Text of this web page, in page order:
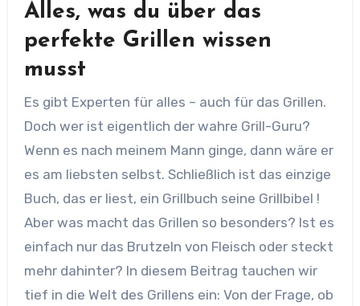
Alles, was du über das
perfekte Grillen wissen
musst
Es gibt Experten für alles – auch für das Grillen.
Doch wer ist eigentlich der wahre Grill-Guru?
Wenn es nach meinem Mann ginge, dann wäre er
es am liebsten selbst. Schließlich ist das einzige
Buch, das er liest, ein Grillbuch seine Grillbibel !
Aber was macht das Grillen so besonders? Ist es
einfach nur das Brutzeln von Fleisch oder steckt
mehr dahinter? In diesem Beitrag tauchen wir
tief in die Welt des Grillens ein: Von der Frage, ob